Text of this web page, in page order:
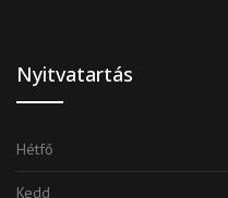
Nyitvatartás
Hétfő
Kedd